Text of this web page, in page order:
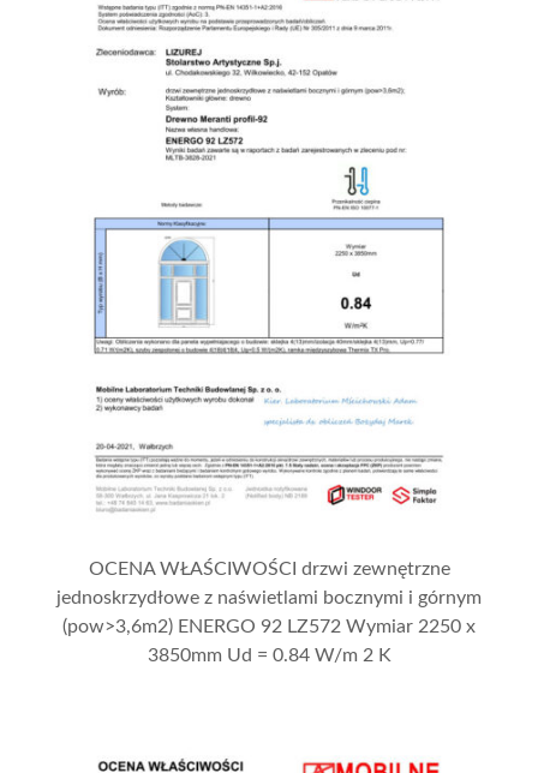
OCENA WŁAŚCIWOŚCI drzwi zewnętrzne
jednoskrzydłowe z naświetlami bocznymi i górnym
(pow>3,6m2) ENERGO 92 LZ572 Wymiar 2250 x
3850mm Ud = 0.84 W/m 2 K